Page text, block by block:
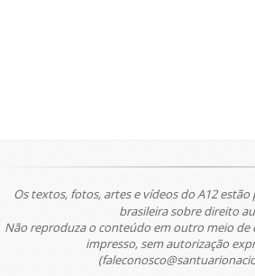
Os textos, fotos, artes e vídeos do A12
brasileira sobre direito
Não reproduza o conteúdo em outro meio de
impresso, sem autorização